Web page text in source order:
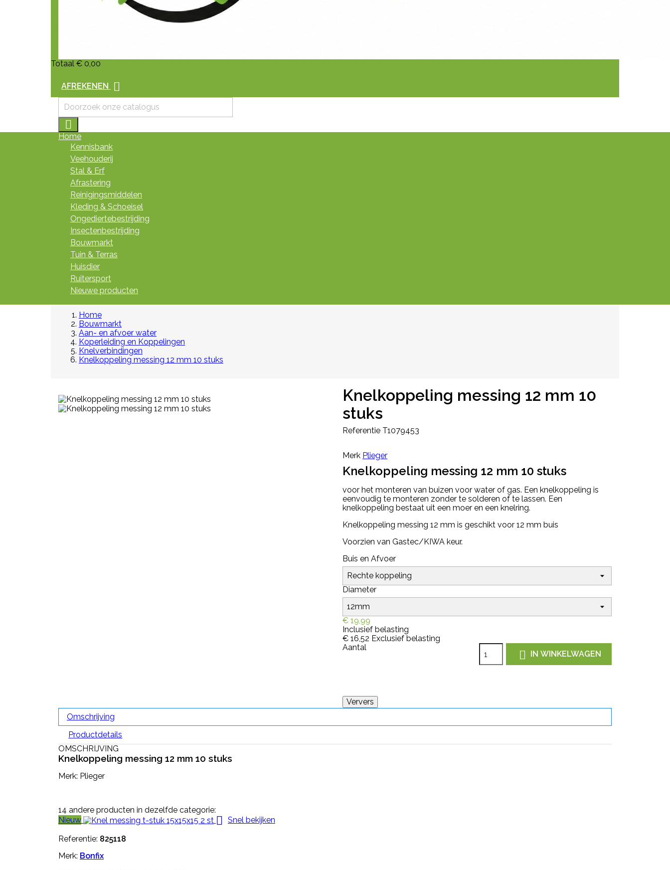
Totaal € 0,00
AFREKENEN 

Home
Kennisbank
Veehouderij
Stal & Erf
Afrastering
Reinigingsmiddelen
Kleding & Schoeisel
Ongediertebestrijding
Insectenbestrijding
Bouwmarkt
Tuin & Terras
Huisdier
Ruitersport
Nieuwe producten
Home
Bouwmarkt
Aan- en afvoer water
Koperleiding en Koppelingen
Knelverbindingen
Knelkoppeling messing 12 mm 10 stuks
Knelkoppeling messing 12 mm 10
stuks
Referentie T1079453
Merk Plieger
Knelkoppeling messing 12 mm 10 stuks
voor het monteren van buizen voor water of gas. Een knelkoppeling is
eenvoudig te monteren zonder te solderen of te lassen. Een
knelkoppeling bestaat uit een moer en een knelring.
Knelkoppeling messing 12 mm is geschikt voor 12 mm buis
Voorzien van Gastec/KIWA keur.
Buis en Afvoer
Diameter
€ 19,99
Inclusief belasting
€ 16,52 Exclusief belasting
Aantal
 IN WINKELWAGEN
Omschrijving
Productdetails
OMSCHRIJVING
Knelkoppeling messing 12 mm 10 stuks
Merk: Plieger
14 andere producten in dezelfde categorie:
Nieuw
 Snel bekijken
Referentie: 825118
Merk: Bonfix